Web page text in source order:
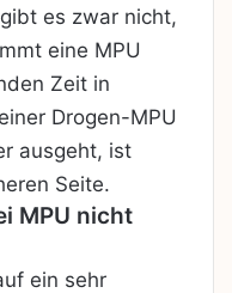
es zwar nicht,
eine MPU
Zeit in
Drogen-MPU
ausgeht, ist
Seite.
MPU nicht
ein sehr